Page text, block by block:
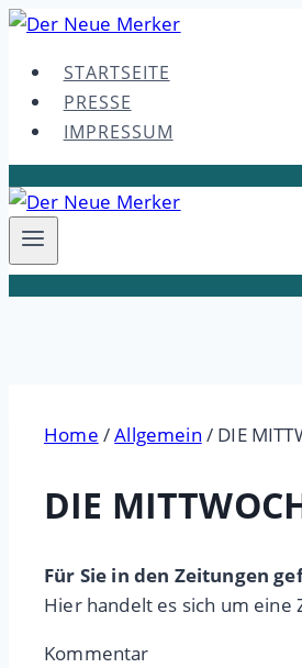
Skip
contentSTARTSEITE
PRESSE
IMPRESSUM
Home /Allgemein / DIE
DIE
Für Sie in den Zeitungen
Hier handelt es sich um
Kommentar